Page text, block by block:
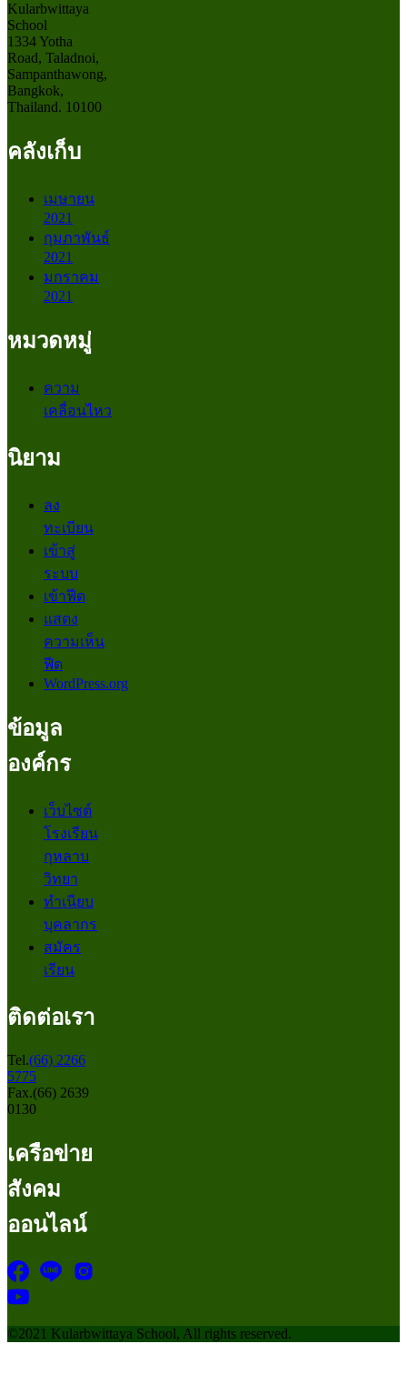
Kularbwittaya
School
1334 Yotha
Road, Taladnoi,
Sampanthawong,
Bangkok,
Thailand. 10100
คลังเก็บ
เมษายน
2021
กุมภาพันธ์
2021
มกราคม
2021
หมวดหมู่
ความ
เคลื่อนไหว
นิยาม
ลง
ทะเบียน
เข้าสู่
ระบบ
เข้าฟีด
แสดง
ความเห็น
ฟีด
WordPress.org
ข้อมูล
องค์กร
เว็บไซต์
โรงเรียน
กุหลาบ
วิทยา
ทำเนียบ
บุคลากร
สมัคร
เรียน
ติดต่อเรา
Tel.(66) 2266
5775
Fax.(66) 2639
0130
เครือข่าย
สังคม
ออนไลน์
©2021 Kularbwittaya School, All rights reserved.